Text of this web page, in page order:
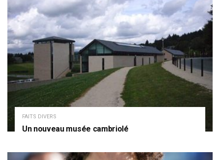
FAITS DIVERS
Un nouveau musée cambriolé